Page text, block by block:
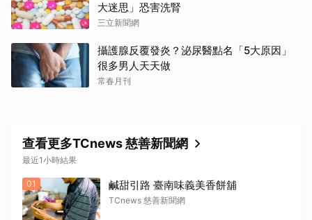
大迷思」恐害洗腎
三立新聞網
攝護腺反覆發炎？泌尿醫點名「5大原因」
很多男人天天做
常春月刊
查看更多TCnews 慈善新聞網
最近1小時結果
01 鹹甜引路 臺南味義美香餅舖
TCnews 慈善新聞網